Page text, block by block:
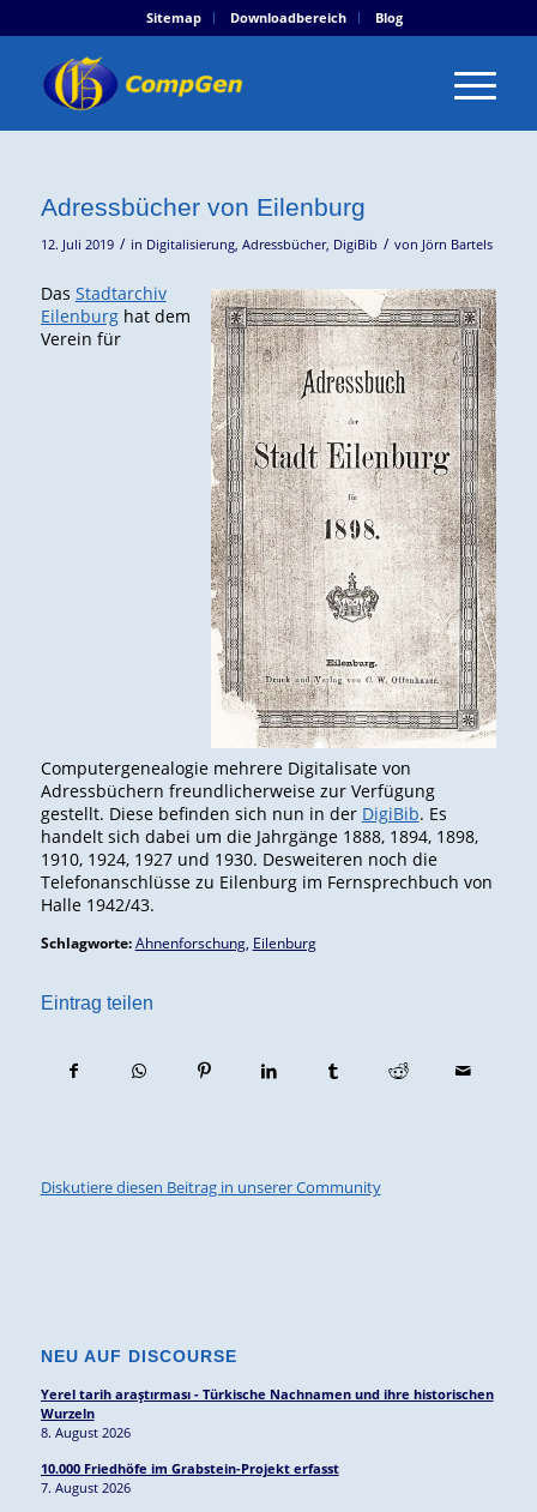
Sitemap Downloadbereich Blog
Adressbücher von Eilenburg
12. Juli 2019 / in Digitalisierung, Adressbücher, DigiBib / von Jörn Bartels
Das Stadtarchiv
Eilenburghat dem
Verein für
Computergenealogie mehrere Digitalisate von
Adressbüchern freundlicherweise zur Verfügung
gestellt. Diese befinden sich nun in der DigiBib. Es
handelt sich dabei um die Jahrgänge 1888, 1894, 1898,
1910, 1924, 1927 und 1930. Desweiteren noch die
Telefonanschlüsse zu Eilenburg im Fernsprechbuch von
Halle 1942/43.
Schlagworte: Ahnenforschung, Eilenburg
Eintrag teilen
Diskutiere diesen Beitrag in unserer Community
NEU AUF DISCOURSE
Yerel tarih araştırması - Türkische Nachnamen und ihre historischen
Wurzeln
8. August 2026
10.000 Friedhöfe im Grabstein-Projekt erfasst
7. August 2026